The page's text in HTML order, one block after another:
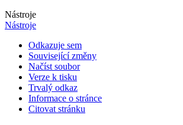
Nástroje
Nástroje
Odkazuje sem
Související změny
Načíst soubor
Verze k tisku
Trvalý odkaz
Informace o stránce
Citovat stránku